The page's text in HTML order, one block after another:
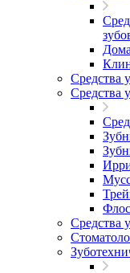
Средства
Средства
Средства